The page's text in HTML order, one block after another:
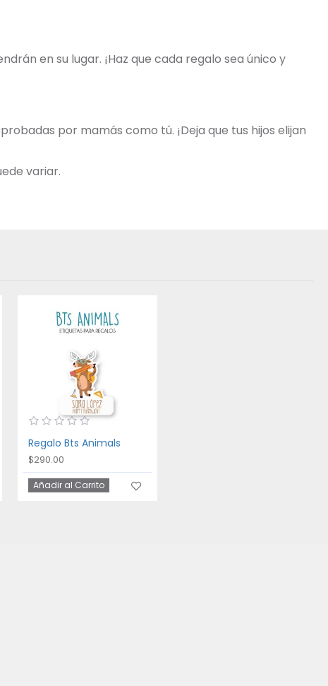
en su lugar. ¡Haz que cada regalo sea único y
por mamás como tú. ¡Deja que tus hijos elijan
variar.
Regalo Bts Animals
$290.00
Añadir al Carrito